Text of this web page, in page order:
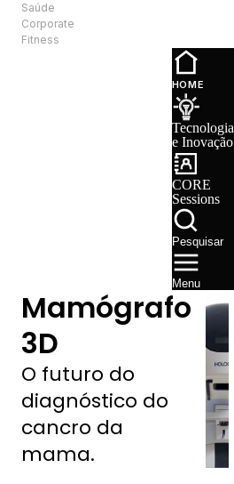
Saúde
Corporate
Fitness
HOME
Tecnologia
e Inovação
CORE
Sessions
Pesquisar
Menu
Mamógrafo
3D
O futuro do
diagnóstico do
cancro da
mama.